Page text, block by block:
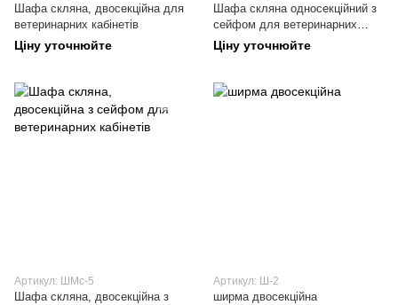
Шафа скляна, двосекційна для
ветеринарних кабінетів
Ціну уточнюйте
Шафа скляна односекційний з
сейфом для ветеринарних
кабінетів
Ціну уточнюйте
Артикул: ШМс-5
Шафа скляна, двосекційна з
Артикул: Ш-2
ширма двосекційна